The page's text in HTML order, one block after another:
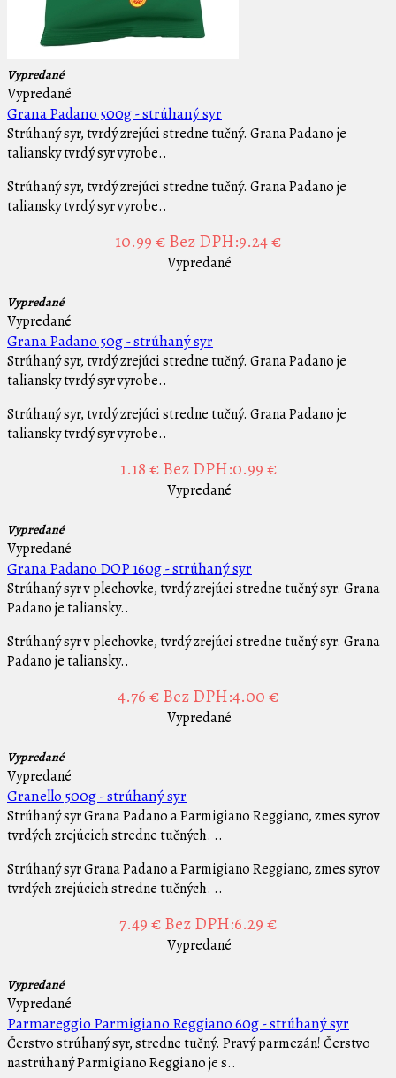
Vypredané
Vypredané
Grana Padano 500g - strúhaný syr
Strúhaný syr, tvrdý zrejúci stredne tučný. Grana Padano je
taliansky tvrdý syr vyrobe..
Strúhaný syr, tvrdý zrejúci stredne tučný. Grana Padano je
taliansky tvrdý syr vyrobe..
10.99 €Bez DPH:9.24 €
Vypredané
Vypredané
Vypredané
Grana Padano 50g - strúhaný syr
Strúhaný syr, tvrdý zrejúci stredne tučný. Grana Padano je
taliansky tvrdý syr vyrobe..
Strúhaný syr, tvrdý zrejúci stredne tučný. Grana Padano je
taliansky tvrdý syr vyrobe..
1.18 € Bez DPH:0.99 €
Vypredané
Vypredané
Vypredané
Grana Padano DOP 160g - strúhaný syr
Strúhaný syr v plechovke, tvrdý zrejúci stredne tučný syr. Grana
Padano je taliansky..
Strúhaný syr v plechovke, tvrdý zrejúci stredne tučný syr. Grana
Padano je taliansky..
4.76 €Bez DPH:4.00 €
Vypredané
Vypredané
Vypredané
Granello 500g - strúhaný syr
Strúhaný syr Grana Padano a Parmigiano Reggiano, zmes syrov
tvrdých zrejúcich stredne tučných. ..
Strúhaný syr Grana Padano a Parmigiano Reggiano, zmes syrov
tvrdých zrejúcich stredne tučných. ..
7.49 €Bez DPH:6.29 €
Vypredané
Vypredané
Vypredané
Parmareggio Parmigiano Reggiano 60g - strúhaný syr
Čerstvo strúhaný syr, stredne tučný. Pravý parmezán! Čerstvo
nastrúhaný Parmigiano Reggiano je s..